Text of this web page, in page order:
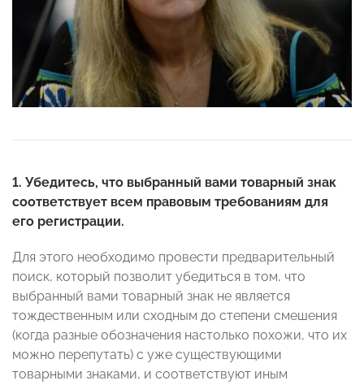
1. Убедитесь, что выбранный вами товарный знак
соответствует всем правовым требованиям для
его регистрации.
Для этого необходимо провести предварительный
поиск, который позволит убедиться в том, что
выбранный вами товарный знак не является
тождественным или сходным до степени смешения
(когда разные обозначения настолько похожи, что их
можно перепутать) с уже существующими
товарными знаками, и соответствуют иным